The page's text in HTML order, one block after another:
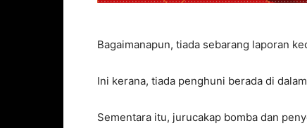
Bagaimanapun, tiada sebarang laporan
Ini kerana, tiada penghuni berada di
Sementara itu, jurucakap bomba dan